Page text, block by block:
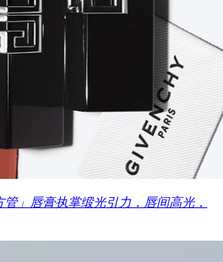
」唇膏执掌缎光引力，唇间高光，